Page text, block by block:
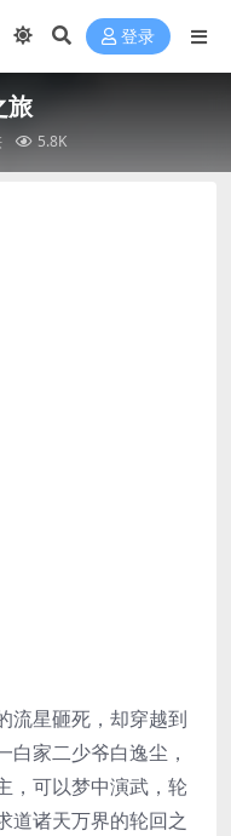
登录
旅
5.8K
流星砸死，却穿越到
白家二少爷白逸尘，
，可以梦中演武，轮
道诸天万界的轮回之